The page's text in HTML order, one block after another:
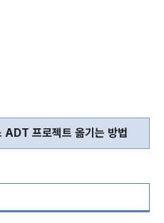
ADT 프로젝트 옮기는 방법